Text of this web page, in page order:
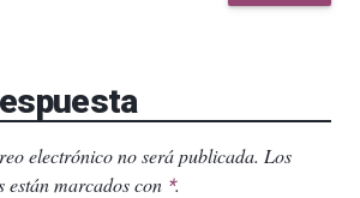
electrónico no será publicada. Los
están marcados con *.